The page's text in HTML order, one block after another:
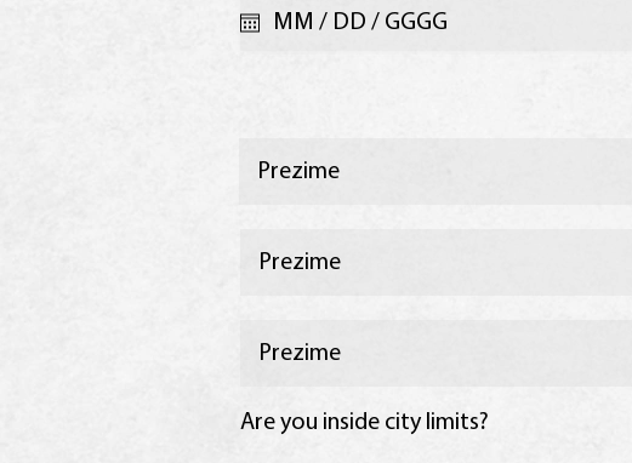
q
Are you inside city limits?